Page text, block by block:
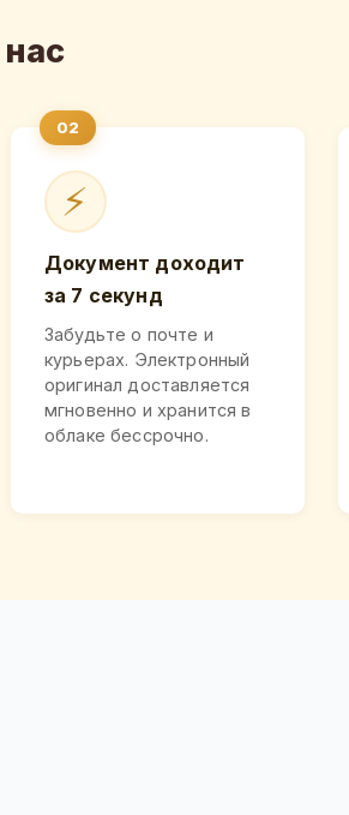
⚡
Документ доходит
за 7 секунд
Забудьте о почте и
курьерах. Электронный
оригинал доставляется
мгновенно и хранится в
облаке бессрочно.